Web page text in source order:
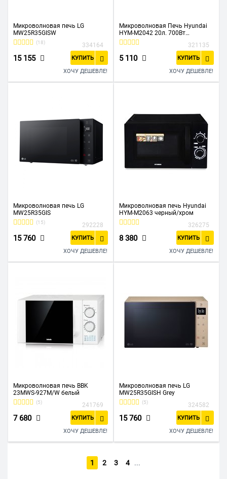
Микроволновая печь LG
MW25R35GISW
(18) 334164
15 155 КУПИТЬ
ХОЧУ ДЕШЕВЛЕ!
Микроволновая Печь Hyundai
HYM-M2042 20л. 700Вт
серебристый
321135
5 110 КУПИТЬ
ХОЧУ ДЕШЕВЛЕ!
Микроволновая печь LG
MW25R35GIS
(15) 292228
15 760 КУПИТЬ
ХОЧУ ДЕШЕВЛЕ!
Микроволновая печь Hyundai
HYM-M2063 черный/хром
326275
8 380 КУПИТЬ
ХОЧУ ДЕШЕВЛЕ!
Микроволновая печь BBK
23MWS-927M/W белый
(5) 241769
7 680 КУПИТЬ
ХОЧУ ДЕШЕВЛЕ!
Микроволновая печь LG
MW25R35GISH Grey
(5) 324582
15 760 КУПИТЬ
ХОЧУ ДЕШЕВЛЕ!
1 2 3 4 ...